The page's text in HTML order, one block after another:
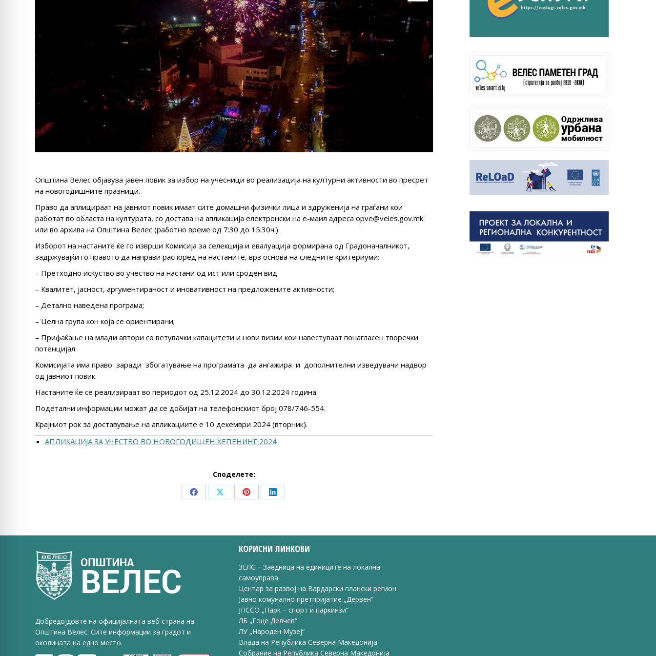
Општина Велес објавува јавен повик за избор на учесници во реализација на културни активности во пресрет
на новогодишните празници.
Право да аплицираат на јавниот повик имаат сите домашни физички лица и здруженија на граѓани кои
работат во областа на културата, со достава на апликација електронски на е-маил адреса opve@veles.gov.mk
или во архива на Општина Велес (работно време од 7:30 до 15:30ч.).
Изборот на настаните ќе го изврши Комисија за селекција и евалуација формирана од Градоначалникот,
задржувајќи го правото да направи распоред на настаните, врз основа на следните критериуми:
– Претходно искуство во учество на настани од ист или сроден вид
– Квалитет, јасност, аргументираност и иновативност на предложените активности;
– Детално наведена програма;
– Целна група кон која се ориентирани;
– Прифаќање на млади автори со ветувачки капацитети и нови визии кои навестуваат понагласен творечки
потенцијал.
Комисијата има право заради збогатување на програмата да ангажира и дополнителни изведувачи надвор
од јавниот повик.
Настаните ќе се реализираат во периодот од 25.12.2024 до 30.12.2024 година.
Подетални информации можат да се добијат на телефонскиот број 078/746-554.
Крајниот рок за доставување на апликациите е 10 декември 2024 (вторник).
АПЛИКАЦИЈА ЗА УЧЕСТВО ВО НОВОГОДИШЕН ХЕПЕНИНГ 2024
Споделете:
Share Share Share Share
Добредојдовте на официјалната веб страна на
Општина Велес. Сите информации за градот и
околината на едно место.
КОРИСНИ ЛИНКОВИ
ЗЕЛС – Заедница на единиците на локална
самоуправа
Центар за развој на Вардарски плански регион
Јавно комунално претпријатие „Дервен“
ЈПССО „Парк – спорт и паркинзи“
ЛБ „Гоце Делчев“
ЛУ „Народен Музеј“
Влада на Република Северна Македонија
Собрание на Република Северна Македонија